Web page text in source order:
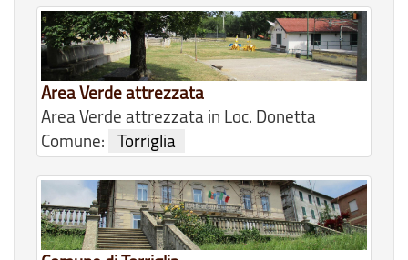
Area Verde attrezzata
Area Verde attrezzata in Loc. Donetta
Comune: Torriglia